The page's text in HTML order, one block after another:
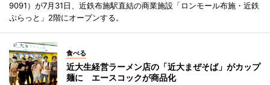
9091）が7月31日、近鉄布施駅直結の商業施設「ロンモール布施・近鉄
ぷらっと」2階にオープンする。
食べる
近大生経営ラーメン店の「近大まぜそば」がカップ
麺に エースコックが商品化